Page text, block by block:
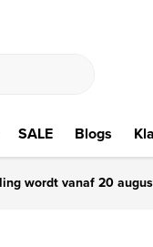
SALE Blogs
wordt vanaf 20